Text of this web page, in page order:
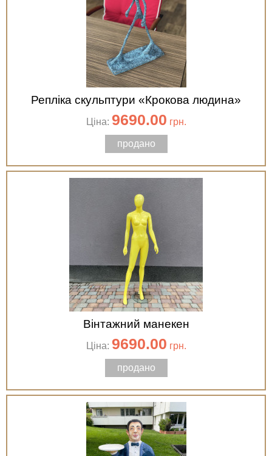
Репліка скульптури «Крокова людина»
Ціна: 9690.00 грн.
продано
Вінтажний манекен
Ціна: 9690.00 грн.
продано